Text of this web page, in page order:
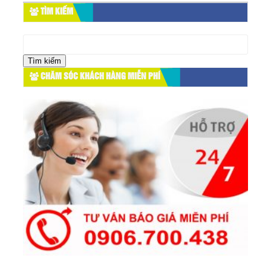
TÌM KIẾM
cho:
CHĂM SÓC KHÁCH HÀNG MIỄN PHÍ